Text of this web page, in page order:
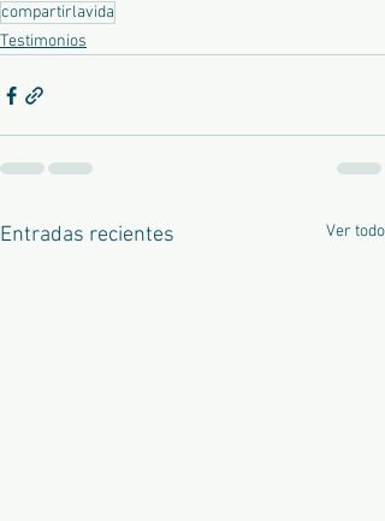
compartirlavida
Testimonios
Entradas recientes Ver todo